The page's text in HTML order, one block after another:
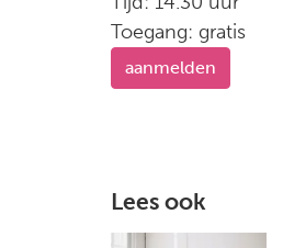
Toegang: gratis
aanmelden
Lees ook